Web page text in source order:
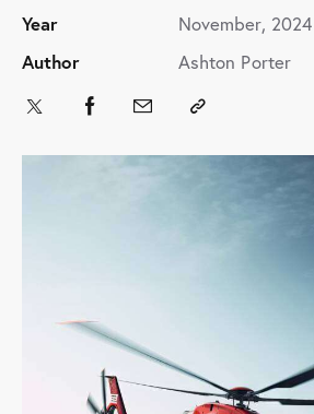
Year November, 2024
Author Ashton Porter